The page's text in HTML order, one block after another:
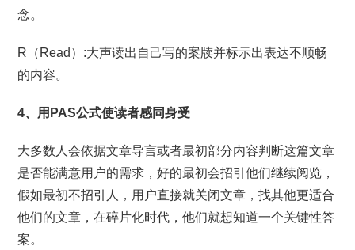
念。
R（Read）:大声读出自己写的案牍并标示出表达不顺畅
的内容。
4、用PAS公式使读者感同身受
大多数人会依据文章导言或者最初部分内容判断这篇文章
是否能满意用户的需求，好的最初会招引他们继续阅览，
假如最初不招引人，用户直接就关闭文章，找其他更适合
他们的文章，在碎片化时代，他们就想知道一个关键性答
案。